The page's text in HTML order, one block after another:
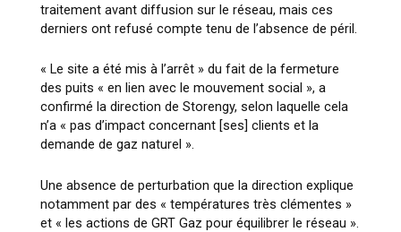
traitement avant diffusion sur le réseau, mais ces
derniers ont refusé compte tenu de l’absence de péril.
« Le site a été mis à l’arrêt » du fait de la fermeture
des puits « en lien avec le mouvement social », a
confirmé la direction de Storengy, selon laquelle cela
n’a « pas d’impact concernant [ses] clients et la
demande de gaz naturel ».
Une absence de perturbation que la direction explique
notamment par des « températures très clémentes »
et « les actions de GRT Gaz pour équilibrer le réseau ».